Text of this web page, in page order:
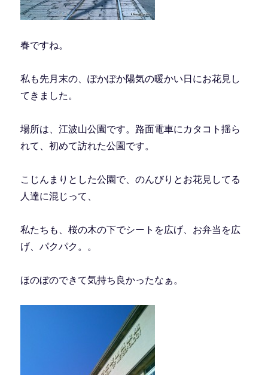
春ですね。
私も先月末の、ぽかぽか陽気の暖かい日にお花見し
てきました。
場所は、江波山公園です。路面電車にカタコト揺ら
れて、初めて訪れた公園です。
こじんまりとした公園で、のんびりとお花見してる
人達に混じって、
私たちも、桜の木の下でシートを広げ、お弁当を広
げ、パクパク。。
ほのぼのできて気持ち良かったなぁ。